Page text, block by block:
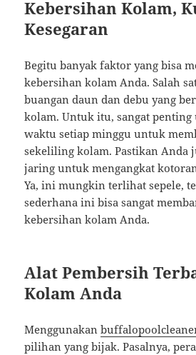
Kebersihan Kolam,
Kesegaran
Begitu banyak faktor yang bisa
kebersihan kolam Anda. Salah
buangan daun dan debu yang
kolam. Untuk itu, sangat
waktu setiap minggu untuk
sekeliling kolam. Pastikan Anda
jaring untuk mengangkat
Ya, ini mungkin terlihat sepele,
sederhana ini bisa sangat
kebersihan kolam Anda.
Alat Pembersih
Kolam Anda
Menggunakan
pilihan yang bijak. Pasalnya,